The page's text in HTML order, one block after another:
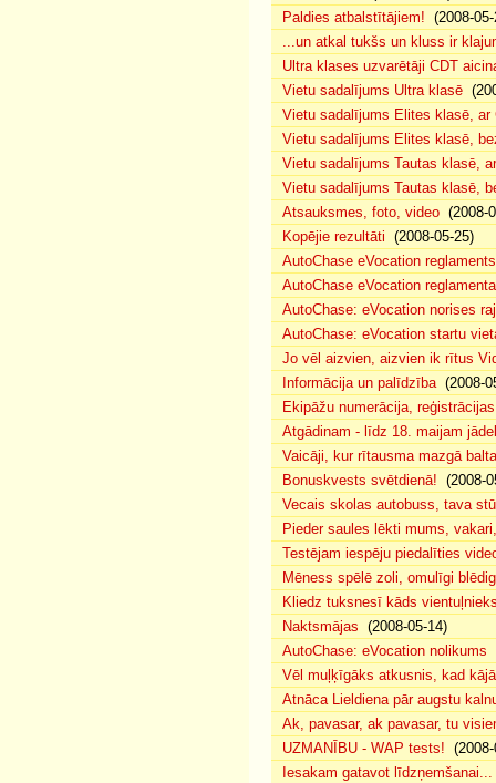
Paldies atbalstītājiem! (2008-
...un atkal tukšs un kluss ir
Ultra klases uzvarētāji CDT
Vietu sadalījums Ultra klasē
Vietu sadalījums Elites klasē, ar
Vietu sadalījums Elites klasē,
Vietu sadalījums Tautas klasē,
Vietu sadalījums Tautas klasē,
Atsauksmes, foto, video (2008-
Kopējie rezultāti (2008-05-25)
AutoChase eVocation reglaments
AutoChase eVocation
AutoChase: eVocation norises
AutoChase: eVocation startu
Jo vēl aizvien, aizvien ik rītus
Informācija un palīdzība(2008-
Ekipāžu numerācija,
Atgādinam - līdz 18. maijam
Vaicāji, kur rītausma mazgā
Bonuskvests svētdienā! (2008-
Vecais skolas autobuss, tava
Pieder saules lēkti mums,
Testējam iespēju piedalīties
Mēness spēlē zoli, omulīgi
Kliedz tuksnesī kāds
Naktsmājas (2008-05-14)
AutoChase: eVocation nolikums
Vēl muļķīgāks atkusnis, kad
Atnāca Lieldiena pār augstu
Ak, pavasar, ak pavasar, tu
UZMANĪBU - WAP tests!
Iesakam gatavot līdzņemšanai...